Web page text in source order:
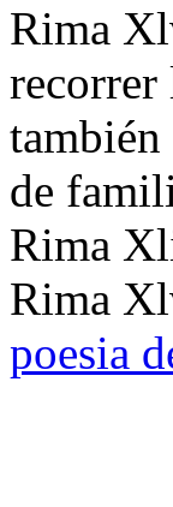
Rima
recorrer
también
de
Rima
Rima
poesia